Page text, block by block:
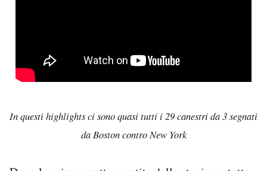
In questi highlights ci sono quasi tutti i 29 canestri da 3 segnati
da Boston contro New York